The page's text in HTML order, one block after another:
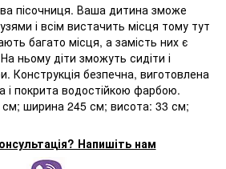
пісочниця. Ваша дитина зможе
і всім вистачить місця тому тут
багато місця, а замість них є
ньому діти зможуть сидіти і
Конструкція безпечна, виготовлена
і покрита водостійкою фарбою.
ширина 245 см; висота: 33 см;
Напишіть нам